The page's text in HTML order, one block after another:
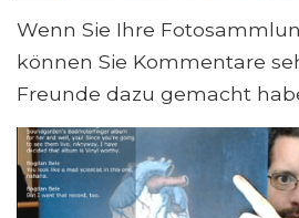
Wenn Sie Ihre
können Sie Kommentare
Freunde dazu gemacht